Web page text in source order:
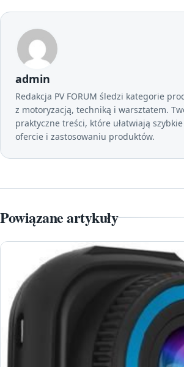
admin
Redakcja PV FORUM śledzi kategorie
z motoryzacją, techniką i warsztatem.
praktyczne treści, które ułatwiają
ofercie i zastosowaniu produktów.
Powiązane artykuły